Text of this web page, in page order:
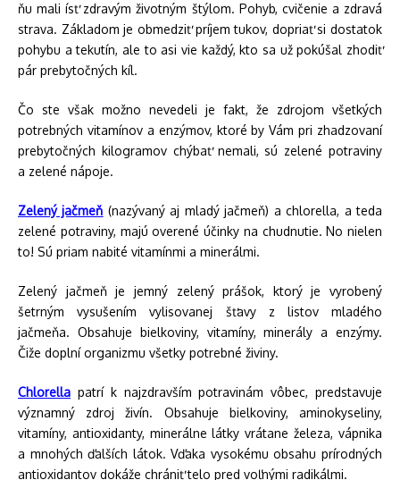
ňu mali ísť zdravým životným štýlom. Pohyb, cvičenie a zdravá
strava. Základom je obmedziť príjem tukov, dopriať si dostatok
pohybu a tekutín, ale to asi vie každý, kto sa už pokúšal zhodiť
pár prebytočných kíl.
Čo ste však možno nevedeli je fakt, že zdrojom všetkých
potrebných vitamínov a enzýmov, ktoré by Vám pri zhadzovaní
prebytočných kilogramov chýbať nemali, sú zelené potraviny
a zelené nápoje.
Zelený jačmeň (nazývaný aj mladý jačmeň) a chlorella, a teda
zelené potraviny, majú overené účinky na chudnutie. No nielen
to! Sú priam nabité vitamínmi a minerálmi.
Zelený jačmeň je jemný zelený prášok, ktorý je vyrobený
šetrným vysušením vylisovanej šťavy z listov mladého
jačmeňa. Obsahuje bielkoviny, vitamíny, minerály a enzýmy.
Čiže doplní organizmu všetky potrebné živiny.
Chlorella patrí k najzdravším potravinám vôbec, predstavuje
významný zdroj živín. Obsahuje bielkoviny, aminokyseliny,
vitamíny, antioxidanty, minerálne látky vrátane železa, vápnika
a mnohých ďalších látok. Vďaka vysokému obsahu prírodných
antioxidantov dokáže chrániť telo pred voľnými radikálmi.